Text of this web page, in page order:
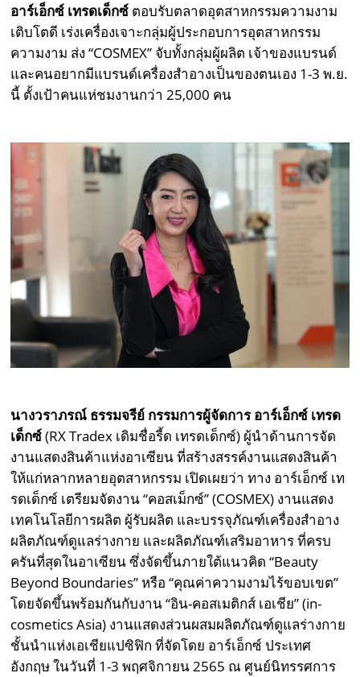
อาร์เอ็กซ์ เทรดเด็กซ์ ตอบรับตลาดอุตสาหกรรมความงาม
เติบโตดี เร่งเครื่องเจาะกลุ่มผู้ประกอบการอุตสาหกรรม
ความงาม ส่ง “COSMEX” จับทั้งกลุ่มผู้ผลิต เจ้าของแบรนด์
และคนอยากมีแบรนด์เครื่องสำอางเป็นของตนเอง 1-3 พ.ย.
นี้ ตั้งเป้าคนแห่ชมงานกว่า 25,000 คน
นางวราภรณ์ ธรรมจรีย์ กรรมการผู้จัดการ อาร์เอ็กซ์ เทรด
เด็กซ์(RX Tradex เดิมชื่อรี้ด เทรดเด็กซ์) ผู้นำด้านการจัด
งานแสดงสินค้าแห่งอาเซียน ที่สร้างสรรค์งานแสดงสินค้า
ให้แก่หลากหลายอุตสาหกรรม เปิดเผยว่า ทาง อาร์เอ็กซ์ เท
รดเด็กซ์ เตรียมจัดงาน “คอสเม็กซ์” (COSMEX) งานแสดง
เทคโนโลยีการผลิต ผู้รับผลิต และบรรจุภัณฑ์เครื่องสำอาง
ผลิตภัณฑ์ดูแลร่างกาย และผลิตภัณฑ์เสริมอาหาร ที่ครบ
ครันที่สุดในอาเซียน ซึ่งจัดขึ้นภายใต้แนวคิด “Beauty
Beyond Boundaries” หรือ “คุณค่าความงามไร้ขอบเขต”
โดยจัดขึ้นพร้อมกันกับงาน “อิน-คอสเมติกส์ เอเชีย” (in-
cosmetics Asia) งานแสดงส่วนผสมผลิตภัณฑ์ดูแลร่างกาย
ชั้นนำแห่งเอเชียแปซิฟิก ที่จัดโดย อาร์เอ็กซ์ ประเทศ
อังกฤษ ในวันที่ 1-3 พฤศจิกายน 2565 ณ ศูนย์นิทรรศการ